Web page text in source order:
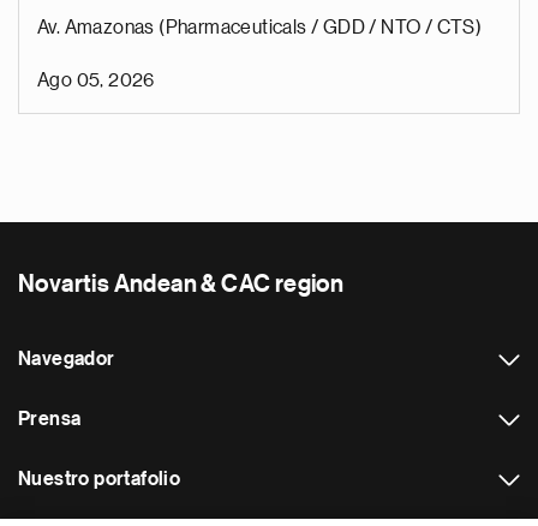
Av. Amazonas (Pharmaceuticals / GDD / NTO / CTS)
Ago 05, 2026
Novartis Andean & CAC region
Navegador
Prensa
Nuestro portafolio